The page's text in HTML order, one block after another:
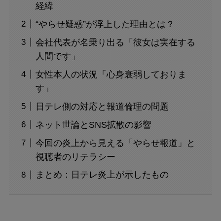
経緯
“やらせ疑惑”が浮上した理由とは？
会社代表が名乗り出る「彼女は実在する
人間です」
女性本人の状況「心身衰弱しておりま
す」
日テレ側の対応と報道倫理の問題
ネット世論とSNS拡散の影響
今回の炎上から見える「やらせ報道」と
視聴者のリテラシー
まとめ：日テレ炎上が示したもの